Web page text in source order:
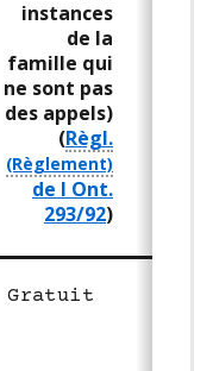
instances
de la
famille qui
ne sont pas
des appels)
(Règl.
de l Ont.
293/92)
Gratuit